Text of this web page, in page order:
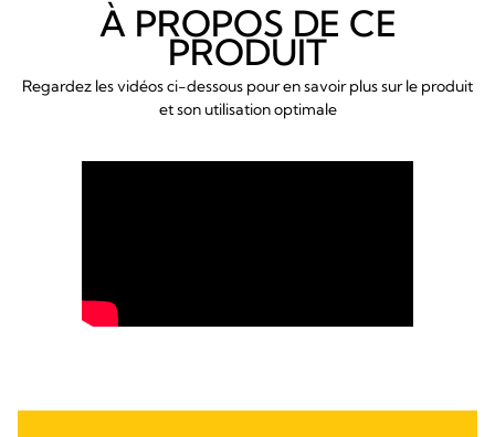
À PROPOS DE CE
PRODUIT
Regardez les vidéos ci-dessous pour en savoir plus sur le produit
et son utilisation optimale